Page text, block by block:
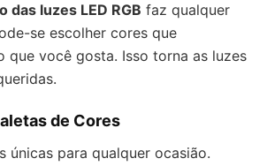
das luzes LED RGB faz qualquer
se escolher cores que
que você gosta. Isso torna as luzes
de Cores
únicas para qualquer ocasião.